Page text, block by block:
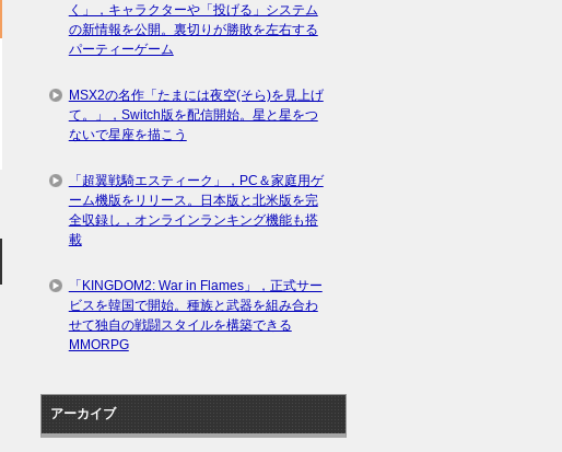
く」，キャラクターや「投げる」システム
の新情報を公開。裏切りが勝敗を左右する
パーティーゲーム
MSX2の名作「たまには夜空(そら)を見上げ
て。」，Switch版を配信開始。星と星をつ
ないで星座を描こう
「超翼戦騎エスティーク」，PC＆家庭用ゲ
ーム機版をリリース。日本版と北米版を完
全収録し，オンラインランキング機能も搭
載
「KINGDOM2: War in Flames」，正式サー
ビスを韓国で開始。種族と武器を組み合わ
せて独自の戦闘スタイルを構築できる
MMORPG
アーカイブ